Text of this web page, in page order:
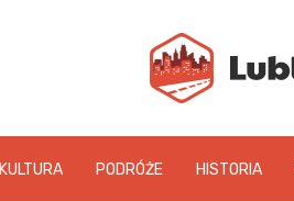
KULTURA PODRÓŻE HISTORIA